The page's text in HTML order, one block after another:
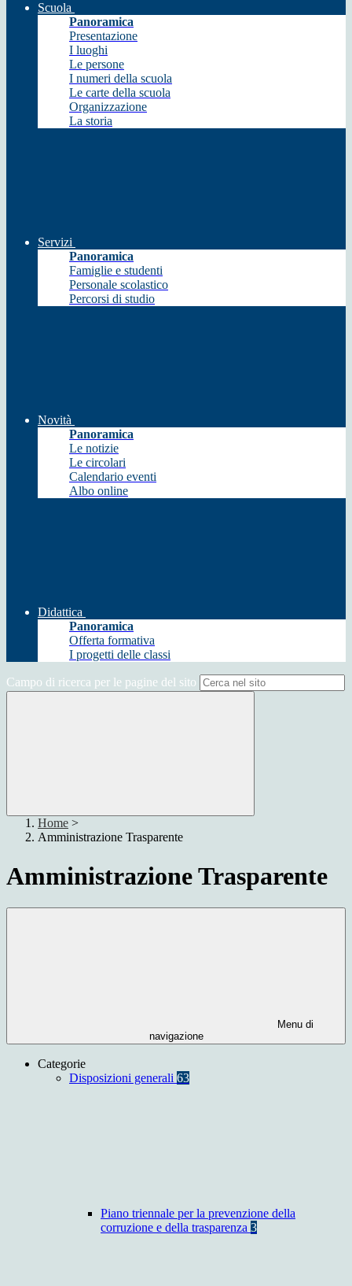
Scuola
Panoramica
Presentazione
I luoghi
Le persone
I numeri della scuola
Le carte della scuola
Organizzazione
La storia
Servizi
Panoramica
Famiglie e studenti
Personale scolastico
Percorsi di studio
Novità
Panoramica
Le notizie
Le circolari
Calendario eventi
Albo online
Didattica
Panoramica
Offerta formativa
I progetti delle classi
Campo di ricerca per le pagine del sito
Home >
Amministrazione Trasparente
Amministrazione Trasparente
Menu di
navigazione
Categorie
Disposizioni generali 63
Piano triennale per la prevenzione della
corruzione e della trasparenza 3